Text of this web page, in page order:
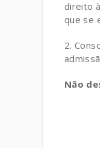
direito
que se
2.
Não